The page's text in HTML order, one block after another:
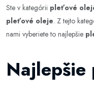
Ste v kategórii pleťové
pleťové oleje. Z tejto
nami vyberiete to najlepšie